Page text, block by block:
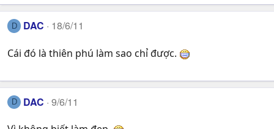
D DAC 18/6/11
Cái đó là thiên phú làm sao chỉ được.
D DAC 9/6/11